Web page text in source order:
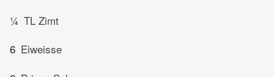
¼ TL Zimt
6 Eiweisse